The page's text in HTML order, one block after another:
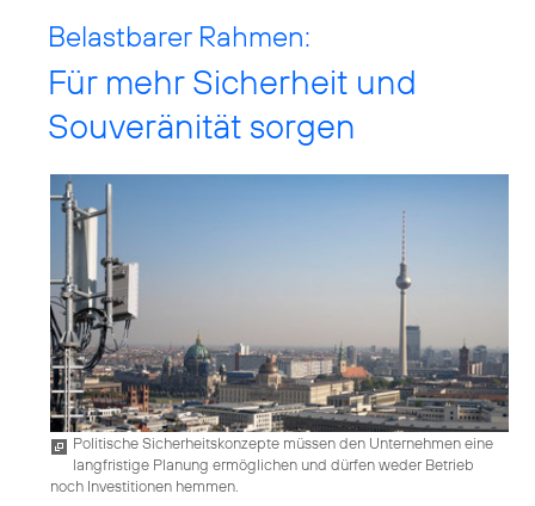
Belastbarer Rahmen:
Für mehr Sicherheit und
Souveränität sorgen
Politische Sicherheitskonzepte müssen den Unternehmen eine
langfristige Planung ermöglichen und dürfen weder Betrieb
noch Investitionen hemmen.